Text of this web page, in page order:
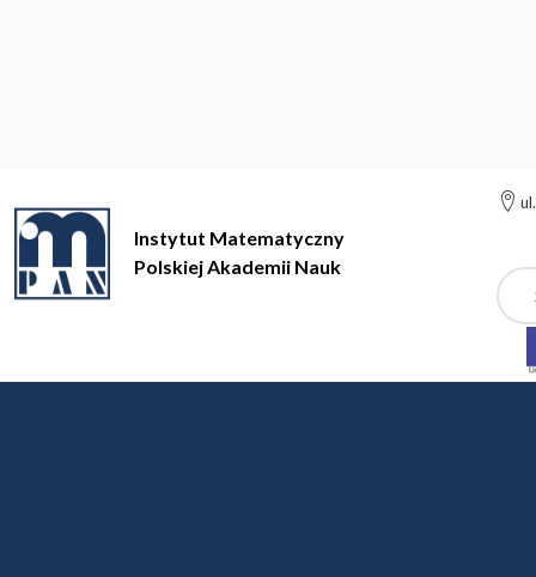
Instytut Matematyczny
Polskiej Akademii Nauk
Instytut Matematyczny Polskiej Akademii Nauk Działalność
Nagroda Dyrektora IM
W latach 1980-2009 Rada Naukowa IM PAN
Nagroda ta była finansowana początkowo z funduszu